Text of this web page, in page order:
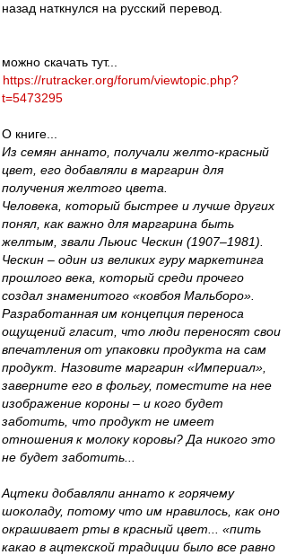
назад наткнулся на русский перевод.
можно скачать тут...
https://rutracker.org/forum/viewtopic.php?
t=5473295
О книге...
Из семян аннато, получали желто-красный
цвет, его добавляли в маргарин для
получения желтого цвета.
Человека, который быстрее и лучше других
понял, как важно для маргарина быть
желтым, звали Льюис Ческин (1907–1981).
Ческин – один из великих гуру маркетинга
прошлого века, который среди прочего
создал знаменитого «ковбоя Мальборо».
Разработанная им концепция переноса
ощущений гласит, что люди переносят свои
впечатления от упаковки продукта на сам
продукт. Назовите маргарин «Империал»,
заверните его в фольгу, поместите на нее
изображение короны – и кого будет
заботить, что продукт не имеет
отношения к молоку коровы? Да никого это
не будет заботить...
Ацтеки добавляли аннато к горячему
шоколаду, потому что им нравилось, как оно
окрашивает рты в красный цвет... «пить
какао в ацтекской традиции было все равно